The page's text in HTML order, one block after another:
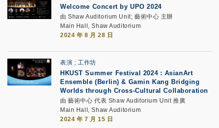
Welcome Concert by UPO 2024
由 Shaw Auditorium Unit; 藝術中心 主辦
Main Hall, Shaw Auditorium
2024 年 8 月 28 日
表演 工作坊
HKUST Summer Festival 2024： AsianArt
Ensemble (Berlin) & Gamin Kang Bridging
Worlds through Cross-Cultural Collaboration
由 藝術中心 代表 Shaw Auditorium Unit 推廣
Main Hall, Shaw Auditorium
2024 年 7 月 15 日